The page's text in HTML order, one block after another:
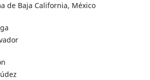
de Baja California, México